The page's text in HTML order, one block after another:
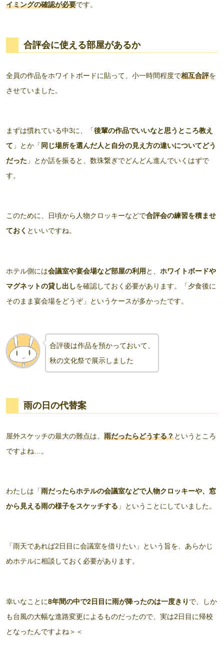
イミングの確認が必要です。
合評会に使える部屋があるか
全員の作品をホワイトボードに貼って、小一時間程度で相互合評を
させていました。
まずは慣れている中3に、「後輩の作品でいいなと思うところ教え
て 」とか「 同じ場所を選んだ人と自分の見え方の違いについてどう
だった 」とか話を振ると、数珠繋ぎでどんどん進んでいくはずで
す。
このために、日頃から人物クロッキーなどで合評会の練習を積ませ
ておく といいですね。
ホテル側には会議室や宴会場など部屋の利用 と、 ホワイトボードや
マグネットの貸し出しを確認しておく必要があります。「夕食後に
そのまま宴会場をどうぞ」というケースが多かったです。
合評後は作品を預かっておいて、
秋の文化祭で展示しました
雨の日の代替案
屋外スケッチの最大の難点は、 雨だったらどうする？というところ
ですよね…。
わたしは「雨だったらホテルの会議室などで人物クロッキーや、窓
から見える雨の様子をスケッチする 」ということにしていました。
「雨天であれば2日目に会議室を借りたい」という旨を、あらかじ
めホテルに相談しておく必要があります。
幸いなことに8年間の中で2日目に雨が降ったのは一度きり で、しか
も台風の大幅な進路変更によるものだったので、実は2日目に帰校
となったんですよね＞＜